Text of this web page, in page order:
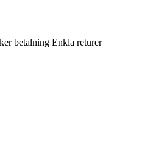
betalning Enkla returer